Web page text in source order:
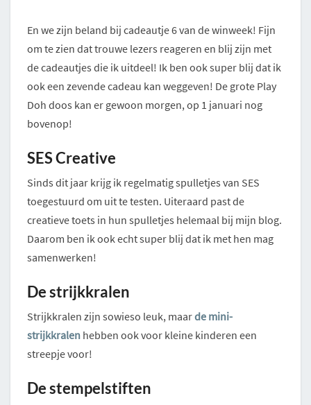
En we zijn beland bij cadeautje 6 van de winweek! Fijn
om te zien dat trouwe lezers reageren en blij zijn met
de cadeautjes die ik uitdeel! Ik ben ook super blij dat ik
ook een zevende cadeau kan weggeven! De grote Play
Doh doos kan er gewoon morgen, op 1 januari nog
bovenop!
SES Creative
Sinds dit jaar krijg ik regelmatig spulletjes van SES
toegestuurd om uit te testen. Uiteraard past de
creatieve toets in hun spulletjes helemaal bij mijn blog.
Daarom ben ik ook echt super blij dat ik met hen mag
samenwerken!
De strijkkralen
Strijkkralen zijn sowieso leuk, maarde mini-
strijkkralen hebben ook voor kleine kinderen een
streepje voor!
De stempelstiften